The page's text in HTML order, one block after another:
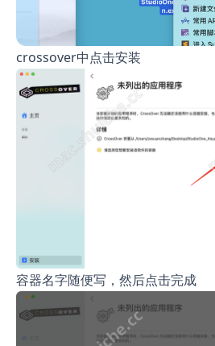
crossover中点击安装
容器名字随便写，然后点击完成